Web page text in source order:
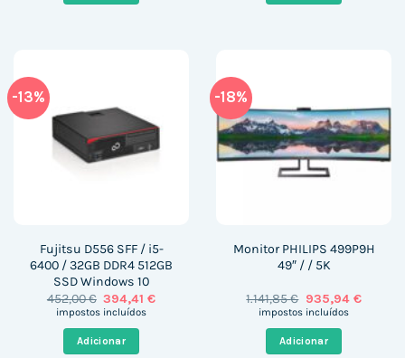
-13%
Fujitsu D556 SFF / i5-
6400 / 32GB DDR4 512GB
SSD Windows 10
452,00€ O
preço
era:
452,00 €.
394,41€O
impostos incluídos
Adicionar
-18%
Monitor PHILIPS 499P9H
49″ / / 5K
1.141,85€ O
preço
era:
1.141,85 €.
935,94 €O
impostos incluídos
Adicionar